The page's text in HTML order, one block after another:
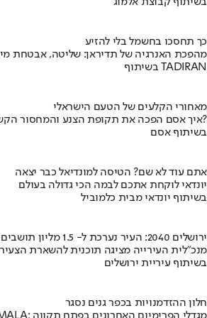
כך תחסכו בחשמל בלי להזיע
מהפכת האנרגיה של תדיראן: שליטה, אבטחת
בשיתוף TADIRAN
מאחורי הקלעים של הטעם הישראלי
איך אסם הפכה את תקופת הצנע והמחסור הקשה של שנות ה-40 למותג לאומי?
בשיתוף אסם
אתם עוד לא שם? הטיסה למונדיאל כבר יצאה
יונדאי לוקחת אתכם לבמה הכי גדולה בעולם
בשיתוף יונדאי מבית כלמוביל
ירושלים 2040: העיר נערכת ל- 1.5 מליון תושבים
מנכ"לית העירייה מציגה תוכנית להשארת
בשיתוף עיריית ירושלים
חלון ההזדמנויות בכפר גנים נסגר